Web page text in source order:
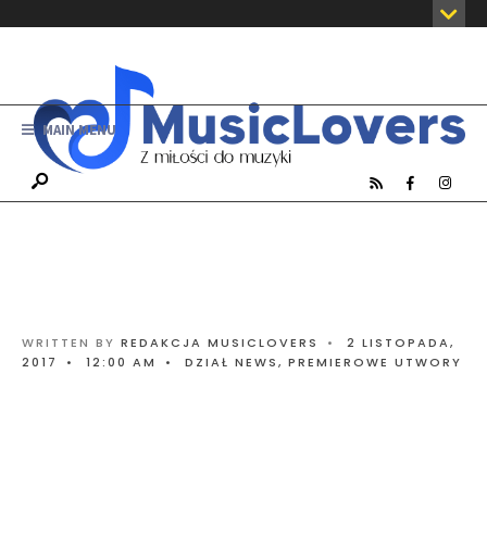
MAIN MENU
WRITTEN BY REDAKCJA MUSICLOVERS •
2 LISTOPADA,
2017
• 12:00 AM • DZIAŁ NEWS, PREMIEROWE UTWORY